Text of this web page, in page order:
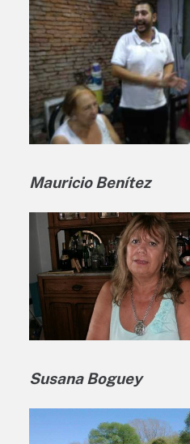
Mauricio Benítez
Susana Boguey